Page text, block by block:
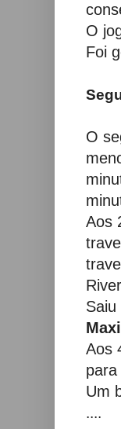
O
Foi
O
Aos
Saiu
Aos
para
Um
....